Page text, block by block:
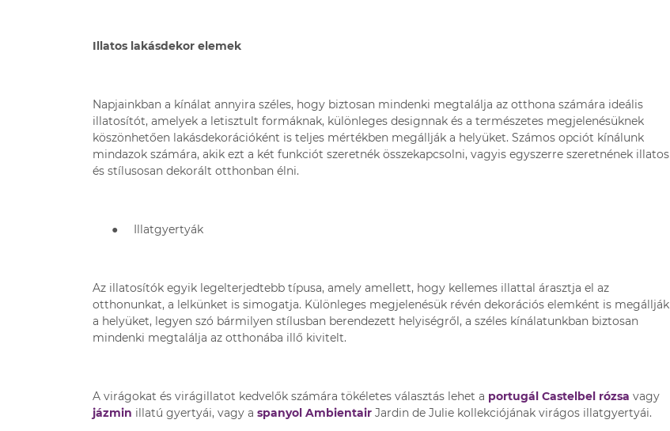
Illatos lakásdekor elemek
Napjainkban a kínálat annyira széles, hogy biztosan mindenki megtalálja az otthona számára ideális
illatosítót, amelyek a letisztult formáknak, különleges designnak és a természetes megjelenésüknek
köszönhetően lakásdekorációként is teljes mértékben megállják a helyüket. Számos opciót kínálunk
mindazok számára, akik ezt a két funkciót szeretnék összekapcsolni, vagyis egyszerre szeretnének illatos
és stílusosan dekorált otthonban élni.
● Illatgyertyák
Az illatosítók egyik legelterjedtebb típusa, amely amellett, hogy kellemes illattal árasztja el az
otthonunkat, a lelkünket is simogatja. Különleges megjelenésük révén dekorációs elemként is megállják
a helyüket, legyen szó bármilyen stílusban berendezett helyiségről, a széles kínálatunkban biztosan
mindenki megtalálja az otthonába illő kivitelt.
A virágokat és virágillatot kedvelők számára tökéletes választás lehet a portugál Castelbel rózsa vagy
jázmin illatú gyertyái, vagy a spanyol Ambientair Jardin de Julie kollekciójának virágos illatgyertyái.